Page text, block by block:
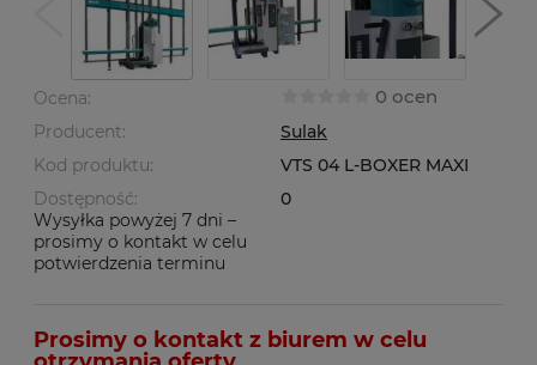
Ocena: 0 ocen
Producent:
Sulak
Kod produktu:
VTS 04 L-BOXER MAXI
Dostępność:
0
Wysyłka powyżej 7 dni –
prosimy o kontakt w celu
potwierdzenia terminu